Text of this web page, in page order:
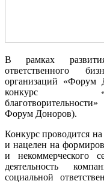
В рамках
ответственного
организаций «Форум
конкурс
Форум Доноров).
Конкурс проводится
и нацелен на
и некоммерческого
деятельность
социальной